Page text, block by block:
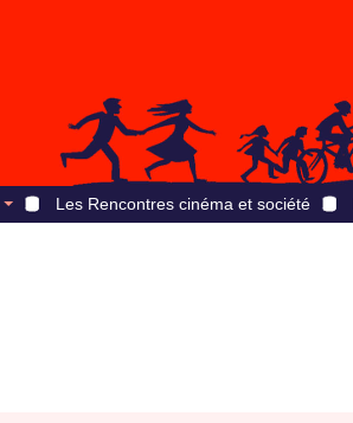
Les Rencontres cinéma et société